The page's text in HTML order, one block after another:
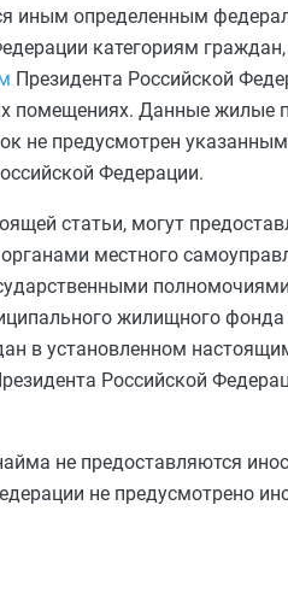
иным определенным
категориям
Президента Российской
Данные жилые
не предусмотрен
Федерации.
статьи, могут
местного
жилищного фонда
в установленном
Российской
не предоставляются
не предусмотрено